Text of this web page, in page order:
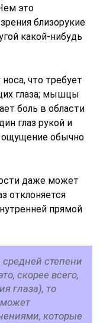
это
близорукие
какой-нибудь
что требует
глаза; мышцы
боль в области
глаз рукой и
ощущение обычно
даже может
отклоняется
прямой
степени
скорее всего,
глаза), то
может
которые